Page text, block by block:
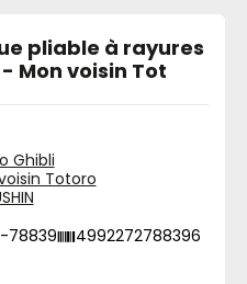
pliable à rayures
Mon voisin Tot
Ghibli
Totoro
78839
4992272788396